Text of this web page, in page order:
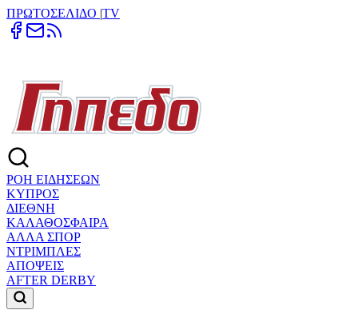
ΠΡΩΤΟΣΕΛΙΔΟ |TV
ΡΟΗ ΕΙΔΗΣΕΩΝ
ΚΥΠΡΟΣ
ΔΙΕΘΝΗ
ΚΑΛΑΘΟΣΦΑΙΡΑ
ΑΛΛΑ ΣΠΟΡ
ΝΤΡΙΜΠΛΕΣ
ΑΠΟΨΕΙΣ
AFTER DERBY